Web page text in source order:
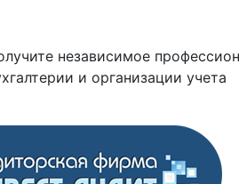
независимое
и организации учета